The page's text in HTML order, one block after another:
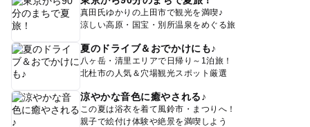
真田氏ゆかりの上田市で観光を満喫♪
涼しい高原・国宝・別所温泉をめぐる旅
夏のドライブ＆おでかけにも♪
八ヶ岳・清里エリアで日帰り～1泊旅！
北杜市の人気＆穴場観光スポット厳選
涼やかな音色に癒やされる♪
この夏は浴衣を着て風鈴市・まつりへ！
親子で絵付け体験や絶景を満喫しよう